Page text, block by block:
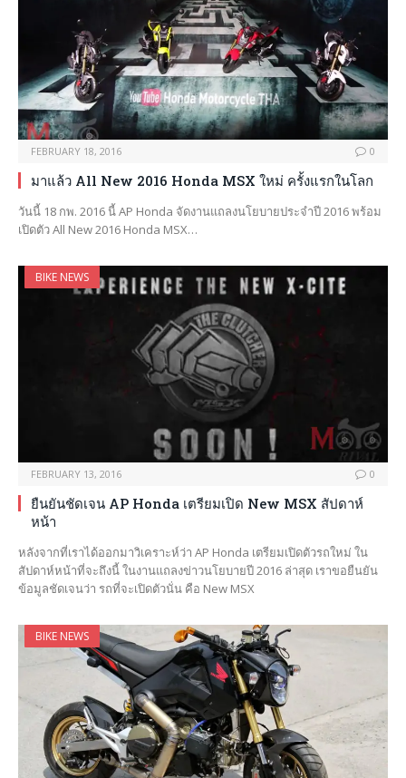
FEBRUARY 18, 2016 0
มาแล้ว All New 2016 Honda MSX ใหม่ ครั้งแรกในโลก
วันนี้ 18 กพ. 2016 นี้ AP Honda จัดงานแถลงนโยบายประจำปี 2016 พร้อม
เปิดตัว All New 2016 Honda MSX…
BIKE NEWS
FEBRUARY 13, 2016 0
ยืนยันชัดเจน AP Honda เตรียมเปิด New MSX สัปดาห์
หน้า
หลังจากที่เราได้ออกมาวิเคราะห์ว่า AP Honda เตรียมเปิดตัวรถใหม่ ใน
สัปดาห์หน้าที่จะถึงนี้ ในงานแถลงข่าวนโยบายปี 2016 ล่าสุด เราขอยืนยัน
ข้อมูลชัดเจนว่า รถที่จะเปิดตัวนั่น คือ New MSX
BIKE NEWS